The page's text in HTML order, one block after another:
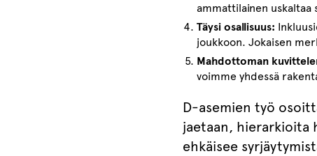
ammattilainen uskaltaa
Täysi osallisuus:
joukkoon. Jokaisen
Mahdottoman
voimme yhdessä
D-asemien työ
jaetaan, hierarkioita
ehkäisee